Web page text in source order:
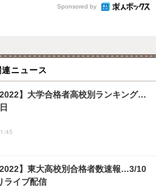
Sponsored by
連ニュース
2022】大学合格者高校別ランキング…
2022】東大高校別合格者数速報…3/10
ライブ配信